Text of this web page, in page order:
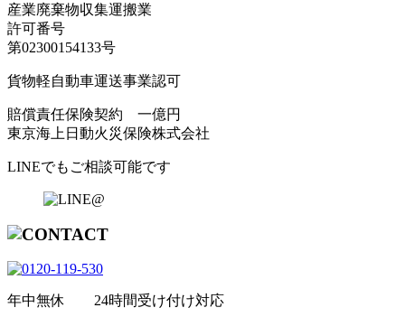
産業廃棄物収集運搬業
許可番号
第02300154133号
貨物軽自動車運送事業認可
賠償責任保険契約 一億円
東京海上日動火災保険株式会社
LINEでもご相談可能です
年中無休 24時間受け付け対応